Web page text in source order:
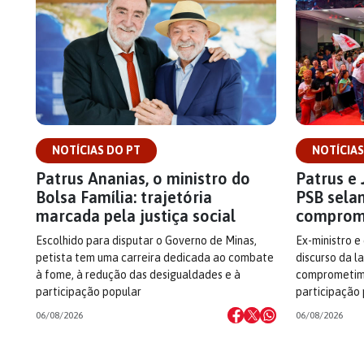
NOTÍCIAS DO PT
Patrus Ananias, o ministro do
Bolsa Família: trajetória
marcada pela justiça social
Escolhido para disputar o Governo de Minas,
petista tem uma carreira dedicada ao combate
à fome, à redução das desigualdades e à
participação popular
06/08/2026
Patrus e
PSB
Ex-ministro
discurso da
participação
06/08/2026